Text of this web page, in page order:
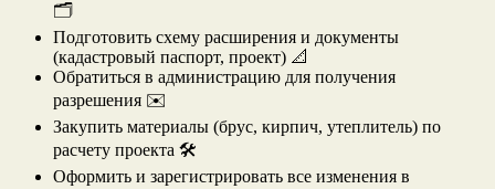
🗂️
Подготовить схему расширения и документы
(кадастровый паспорт, проект) 📐
Обратиться в администрацию для получения
разрешения ✉️
Закупить материалы (брус, кирпич, утеплитель) по
расчету проекта 🛠️
Оформить и зарегистрировать все изменения в